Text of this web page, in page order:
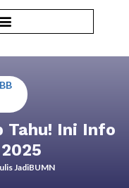
Tahu! Ini Info
JadiBUMN